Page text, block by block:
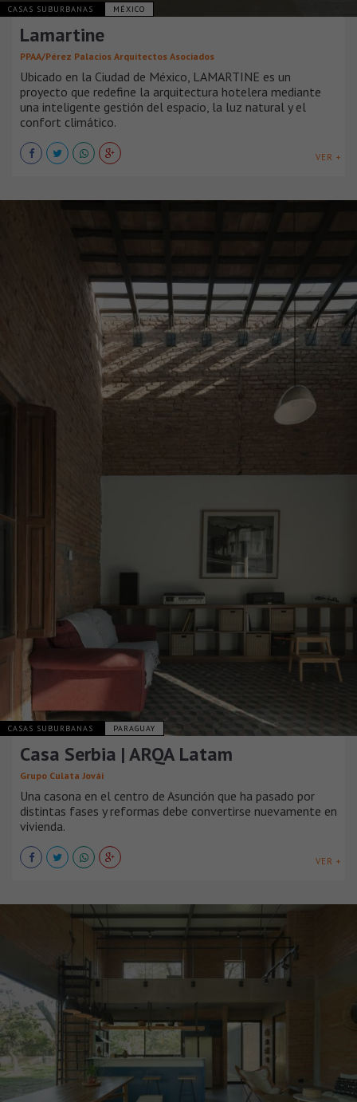
CASAS SUBURBANAS MÉXICO
Lamartine
PPAA/Pérez Palacios Arquitectos Asociados
Ubicado en la Ciudad de México, LAMARTINE es un
proyecto que redefine la arquitectura hotelera mediante
una inteligente gestión del espacio, la luz natural y el
confort climático.
VER +
CASAS SUBURBANAS PARAGUAY
Casa Serbia | ARQA Latam
Grupo Culata Jovái
Una casona en el centro de Asunción que ha pasado por
distintas fases y reformas debe convertirse nuevamente en
vivienda.
VER +